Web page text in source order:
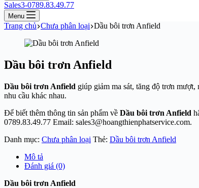
Sales3-0789.83.49.77
Menu
Trang chủ Chưa phân loại Dầu bôi trơn Anfield
Dầu bôi trơn Anfield
Dầu bôi trơn Anfield giúp giảm ma sát, tăng độ trơn
nhu cầu khác nhau.
Để biết thêm thông tin sản phẩm về Dầu bôi trơn Anfield
0789.83.49.77 Email: sales3@hoangthienphatservice.com.
Danh mục: Chưa phân loại Thẻ: Dầu bôi trơn Anfield
Mô tả
Đánh giá (0)
Dầu bôi trơn Anfield